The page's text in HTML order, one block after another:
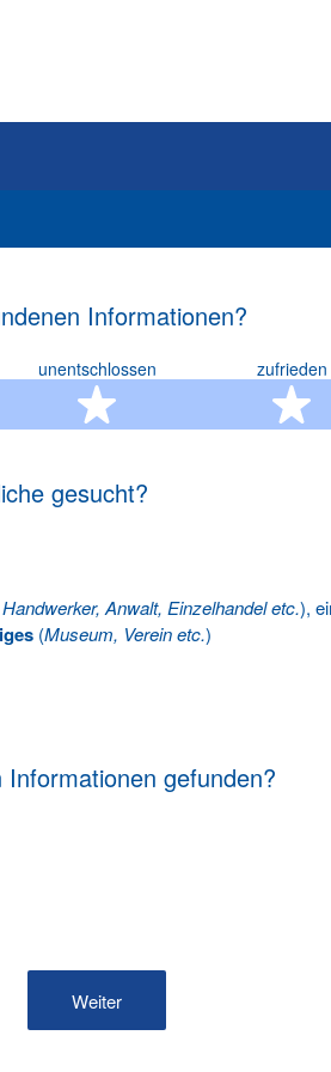
Informationen?
unentschlossen
3 Sterne
zufrieden
gesucht?
Anwalt, Einzelhandel etc.),
(Museum, Verein etc.)
gefunden?
Weiter